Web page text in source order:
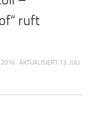
ruft
2016 · AKTUALISIERT 13. JULI